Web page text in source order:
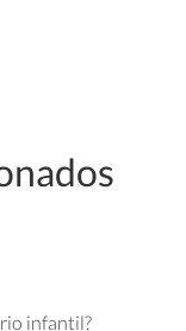
infantil?